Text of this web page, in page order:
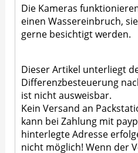
Die Kameras
einen Wassereinbruch,
gerne besichtigt werden.
Dieser Artikel unterliegt
Differenzbesteuerung
ist nicht ausweisbar.
Kein Versand an
kann bei Zahlung mit
hinterlegte Adresse
nicht möglich! Wenn der